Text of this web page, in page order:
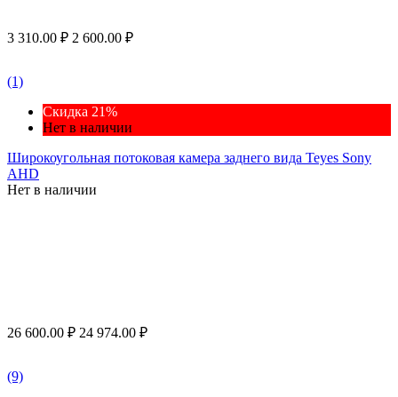
3 310.00 ₽ 2 600.00 ₽
(1)
Скидка 21%
Нет в наличии
Широкоугольная потоковая камера заднего вида Teyes Sony
AHD
Нет в наличии
26 600.00 ₽ 24 974.00 ₽
(9)